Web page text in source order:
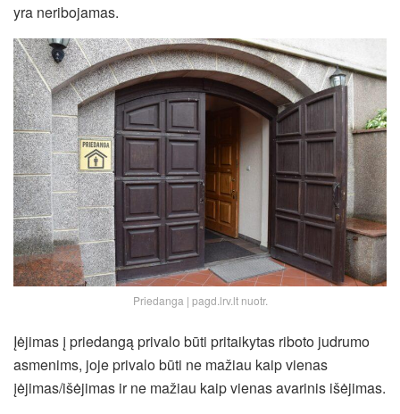
yra neribojamas.
Priedanga | pagd.lrv.lt nuotr.
Įėjimas į priedangą privalo būti pritaikytas riboto judrumo
asmenims, joje privalo būti ne mažiau kaip vienas
įėjimas/išėjimas ir ne mažiau kaip vienas avarinis išėjimas.